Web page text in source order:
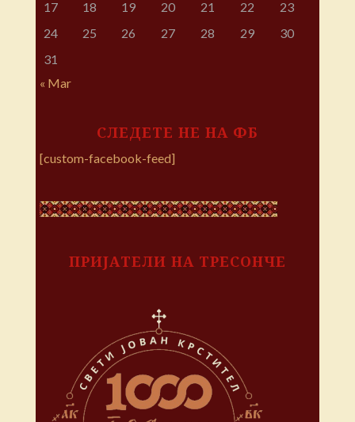
17
18 19 20 21 22
23
24
25 26 27 28 29
30
31
« Mar
СЛЕДЕТЕ НЕ НА ФБ
[custom-facebook-feed]
ПРИЈАТЕЛИ НА ТРЕСОНЧЕ